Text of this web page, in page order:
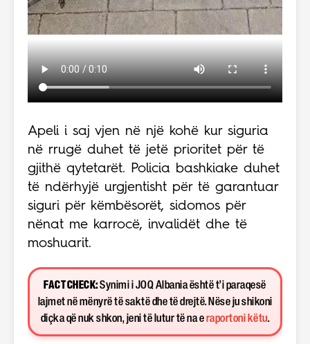
Apeli i saj vjen në një kohë kur siguria
në rrugë duhet të jetë prioritet për të
gjithë qytetarët. Policia bashkiake duhet
të ndërhyjë urgjentisht për të garantuar
siguri për këmbësorët, sidomos për
nënat me karrocë, invalidët dhe të
moshuarit.
FACT CHECK:Synimi i JOQ Albania është t’i paraqesë
lajmet në mënyrë të saktë dhe të drejtë. Nëse ju shikoni
diçka që nuk shkon, jeni të lutur të na e raportoni këtu.